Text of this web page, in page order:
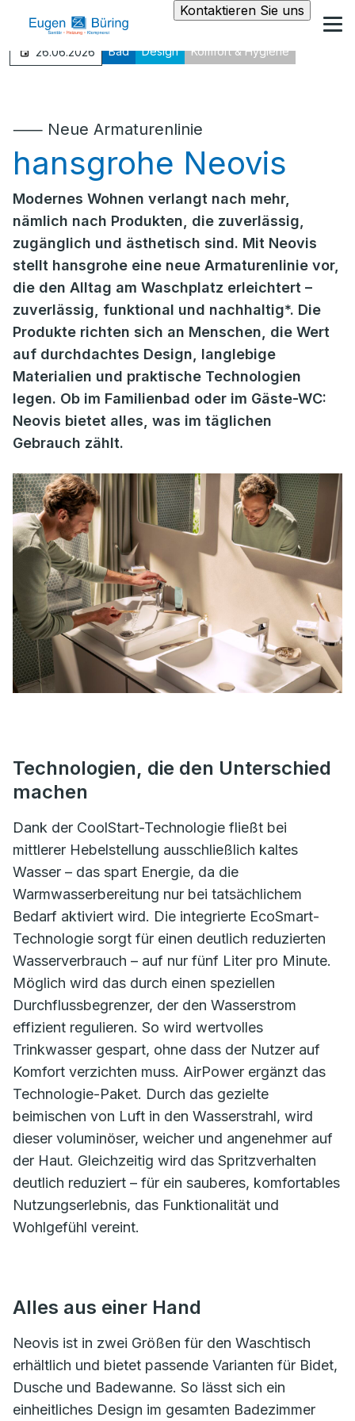
Kontaktieren Sie uns
26.06.2026 Bad Design Komfort & Hygiene
⸺ Neue Armaturenlinie
hansgrohe Neovis
Modernes Wohnen verlangt nach mehr,
nämlich nach Produkten, die zuverlässig,
zugänglich und ästhetisch sind. Mit Neovis
stellt hansgrohe eine neue Armaturenlinie vor,
die den Alltag am Waschplatz erleichtert –
zuverlässig, funktional und nachhaltig*. Die
Produkte richten sich an Menschen, die Wert
auf durchdachtes Design, langlebige
Materialien und praktische Technologien
legen. Ob im Familienbad oder im Gäste-WC:
Neovis bietet alles, was im täglichen
Gebrauch zählt.
Technologien, die den Unterschied
machen
Dank der CoolStart-Technologie fließt bei
mittlerer Hebelstellung ausschließlich kaltes
Wasser – das spart Energie, da die
Warmwasserbereitung nur bei tatsächlichem
Bedarf aktiviert wird. Die integrierte EcoSmart-
Technologie sorgt für einen deutlich reduzierten
Wasserverbrauch – auf nur fünf Liter pro Minute.
Möglich wird das durch einen speziellen
Durchflussbegrenzer, der den Wasserstrom
effizient regulieren. So wird wertvolles
Trinkwasser gespart, ohne dass der Nutzer auf
Komfort verzichten muss. AirPower ergänzt das
Technologie-Paket. Durch das gezielte
beimischen von Luft in den Wasserstrahl, wird
dieser voluminöser, weicher und angenehmer auf
der Haut. Gleichzeitig wird das Spritzverhalten
deutlich reduziert – für ein sauberes, komfortables
Nutzungserlebnis, das Funktionalität und
Wohlgefühl vereint.
Alles aus einer Hand
Neovis ist in zwei Größen für den Waschtisch
erhältlich und bietet passende Varianten für Bidet,
Dusche und Badewanne. So lässt sich ein
einheitliches Design im gesamten Badezimmer